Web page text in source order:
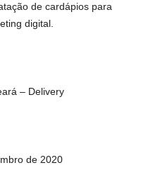
de cardápios para
digital.
– Delivery
de 2020